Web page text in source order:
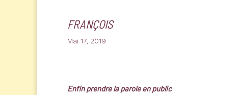
FRANÇOIS
Mai 17, 2019
Enfin prendre la parole en public